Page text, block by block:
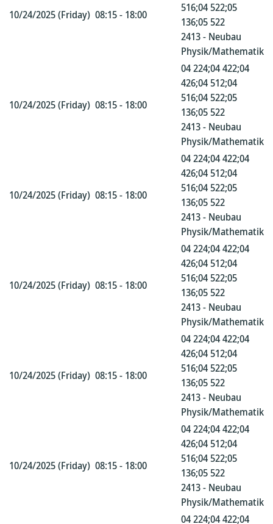
10/24/2025 (Friday) 08:15 - 18:00
516;04 522;05
136;05 522
2413 - Neubau
Physik/Mathematik
10/24/2025 (Friday) 08:15 - 18:00
04 224;04 422;04
426;04 512;04
516;04 522;05
136;05 522
2413 - Neubau
Physik/Mathematik
10/24/2025 (Friday) 08:15 - 18:00
04 224;04 422;04
426;04 512;04
516;04 522;05
136;05 522
2413 - Neubau
Physik/Mathematik
10/24/2025 (Friday) 08:15 - 18:00
04 224;04 422;04
426;04 512;04
516;04 522;05
136;05 522
2413 - Neubau
Physik/Mathematik
10/24/2025 (Friday) 08:15 - 18:00
04 224;04 422;04
426;04 512;04
516;04 522;05
136;05 522
2413 - Neubau
Physik/Mathematik
10/24/2025 (Friday) 08:15 - 18:00
04 224;04 422;04
426;04 512;04
516;04 522;05
136;05 522
2413 - Neubau
Physik/Mathematik
04 224;04 422;04